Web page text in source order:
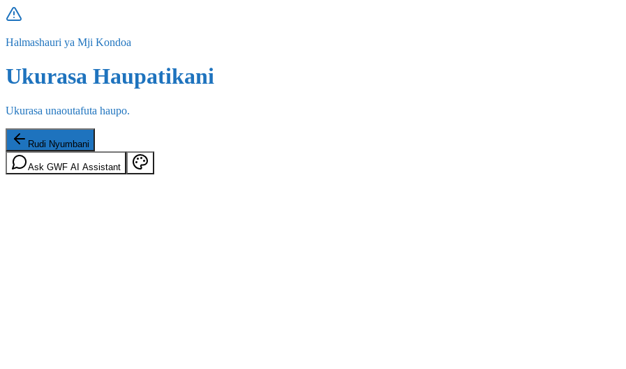
Halmashauri ya Mji Kondoa
Ukurasa Haupatikani
Ukurasa unaoutafuta haupo.
Rudi Nyumbani
Ask GWF AI Assistant